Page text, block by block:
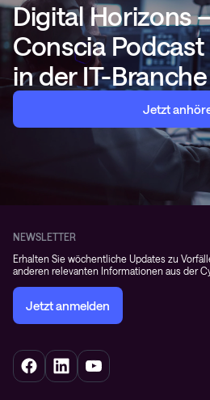
Digital Horizons
Conscia
in der IT-Branche
Jetzt
NEWSLETTER
Erhalten Sie wöchentliche Updates zu
anderen relevanten Informationen aus der
Jetzt anmelden